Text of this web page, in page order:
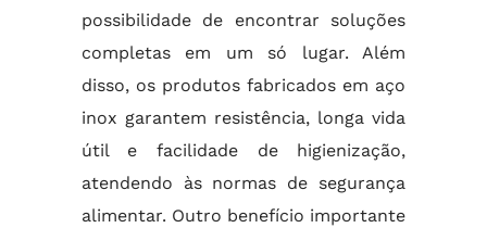
possibilidade de encontrar soluções
completas em um só lugar. Além
disso, os produtos fabricados em aço
inox garantem resistência, longa vida
útil e facilidade de higienização,
atendendo às normas de segurança
alimentar. Outro benefício importante